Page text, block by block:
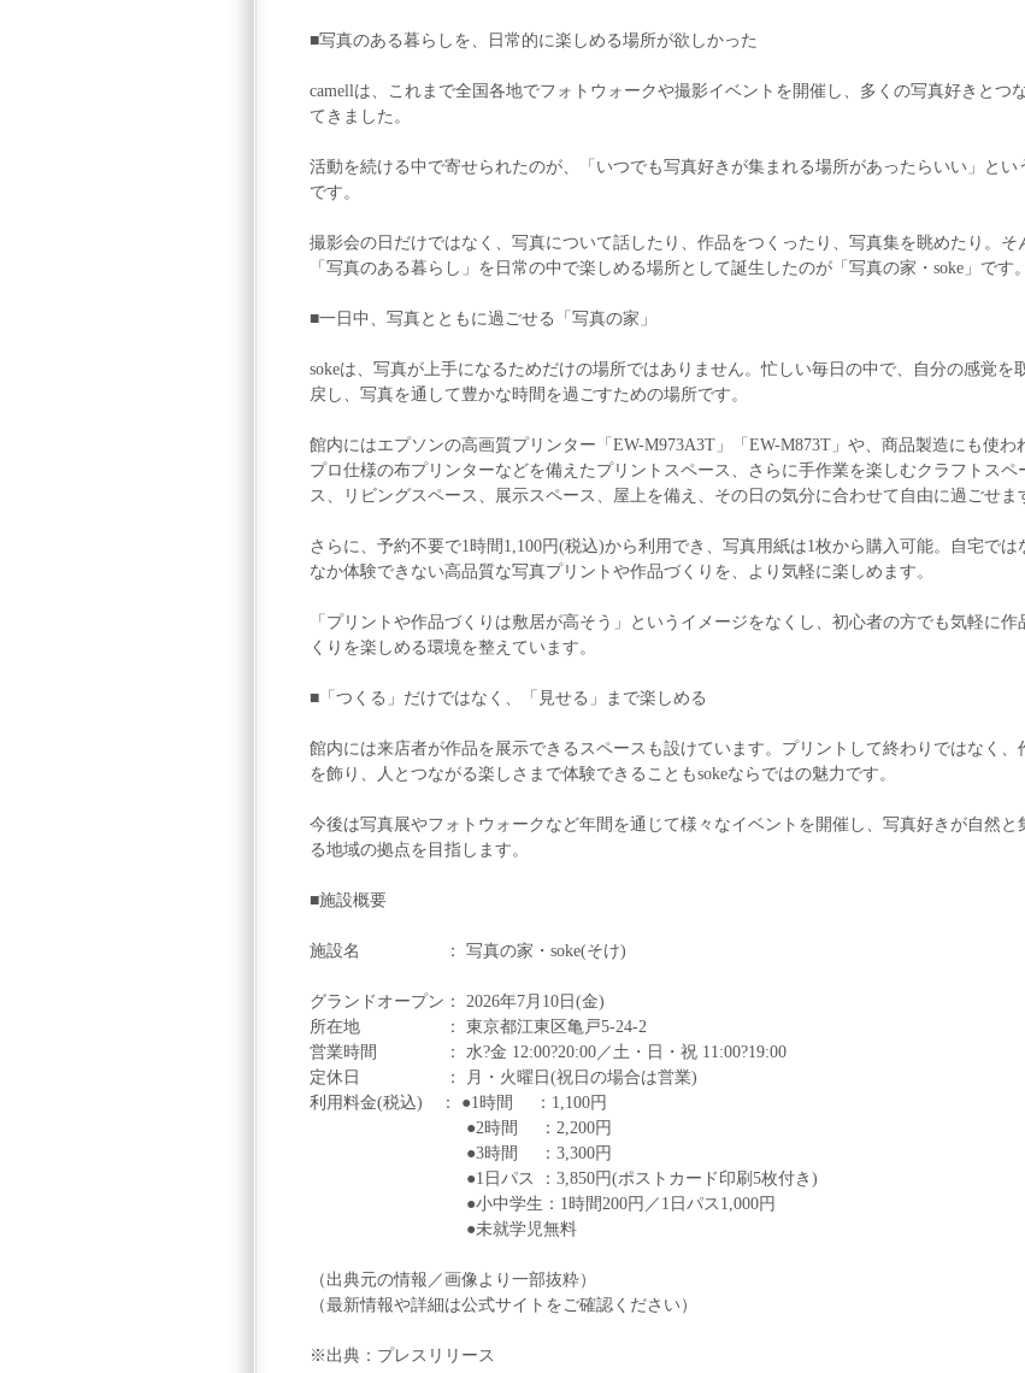
■写真のある暮らしを、日常的に楽しめる場所が欲しかった
camellは、これまで全国各地でフォトウォークや撮影イベントを開催し、多くの写真好きとつ
てきました。
活動を続ける中で寄せられたのが、「いつでも写真好きが集まれる場所があったらいい」とい
です。
撮影会の日だけではなく、写真について話したり、作品をつくったり、写真集を眺めたり。そ
「写真のある暮らし」を日常の中で楽しめる場所として誕生したのが「写真の家・soke」です。
■一日中、写真とともに過ごせる「写真の家」
sokeは、写真が上手になるためだけの場所ではありません。忙しい毎日の中で、自分の感覚を
戻し、写真を通して豊かな時間を過ごすための場所です。
館内にはエプソンの高画質プリンター「EW-M973A3T」「EW-M873T」や、商品製造にも使わ
プロ仕様の布プリンターなどを備えたプリントスペース、さらに手作業を楽しむクラフトスペ
ス、リビングスペース、展示スペース、屋上を備え、その日の気分に合わせて自由に過ごせま
さらに、予約不要で1時間1,100円(税込)から利用でき、写真用紙は1枚から購入可能。自宅では
なか体験できない高品質な写真プリントや作品づくりを、より気軽に楽しめます。
「プリントや作品づくりは敷居が高そう」というイメージをなくし、初心者の方でも気軽に作
くりを楽しめる環境を整えています。
■「つくる」だけではなく、「見せる」まで楽しめる
館内には来店者が作品を展示できるスペースも設けています。プリントして終わりではなく、
を飾り、人とつながる楽しさまで体験できることもsokeならではの魅力です。
今後は写真展やフォトウォークなど年間を通じて様々なイベントを開催し、写真好きが自然と
る地域の拠点を目指します。
■施設概要
施設名 ： 写真の家・soke(そけ)
グランドオープン： 2026年7月10日(金)
所在地 ： 東京都江東区亀戸5-24-2
営業時間 ： 水?金 12:00?20:00／土・日・祝 11:00?19:00
定休日 ： 月・火曜日(祝日の場合は営業)
利用料金(税込) ： ●1時間 ：1,100円
●2時間 ：2,200円
●3時間 ：3,300円
●1日パス ：3,850円(ポストカード印刷5枚付き)
●小中学生：1時間200円／1日パス1,000円
●未就学児無料
（出典元の情報／画像より一部抜粋）
（最新情報や詳細は公式サイトをご確認ください）
※出典：プレスリリース